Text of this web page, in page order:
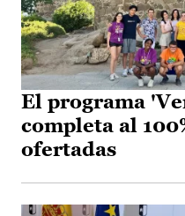
El programa
completa al
ofertadas